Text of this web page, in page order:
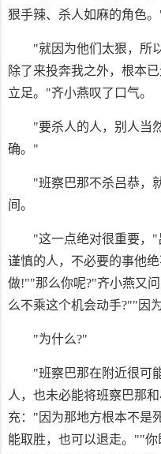
狠手辣、杀人如麻的角色
"就因为他们太狠，所
除了来投奔我之外，根本
立足。"齐小燕叹了口气。
"要杀人的人，别人当
确。"
"班察巴那不杀吕恭，
间。
"这一点绝对很重要，
谨慎的人，不必要的事他
做!""那么你呢?"齐小燕又
么不乘这个机会动手?""因
"为什么?"
"班察巴那在附近很可
人，也未必能将班察巴那
充："因为那地方根本不是
能取胜，也可以退走。""